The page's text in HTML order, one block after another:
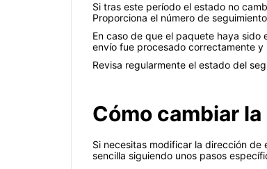
Si tras este período el estado no
Proporciona el número de
En caso de que el paquete haya
envío fue procesado correctamente
Revisa regularmente el estado del
Cómo cambiar
Si necesitas modificar la dirección
sencilla siguiendo unos pasos